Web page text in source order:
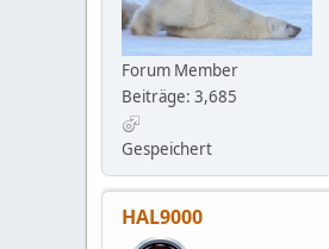
Forum Member
Beiträge: 3,685
Gespeichert
HAL9000